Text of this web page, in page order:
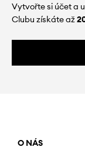
Vytvořte si účet a
Clubu získáte až
O NÁS